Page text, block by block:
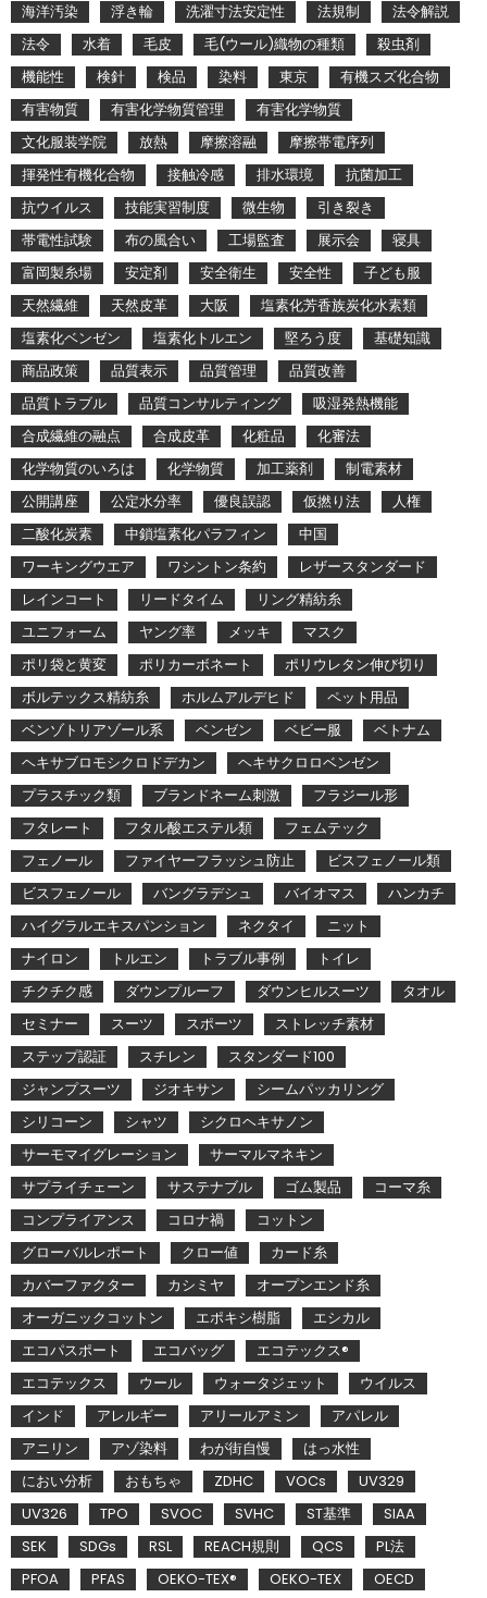
海洋汚染
浮き輪 洗濯寸法安定性 法規制
法令解説
法令
水着 毛皮 毛(ウール)織物の種類
殺虫剤
機能性
検針 検品 染料 東京
有機スズ化合物
有害物質
有害化学物質管理
有害化学物質
文化服装学院
放熱 摩擦溶融
摩擦帯電序列
揮発性有機化合物
接触冷感 排水環境
抗菌加工
抗ウイルス
技能実習制度 微生物
引き裂き
帯電性試験
布の風合い 工場監査 展示会
寝具
富岡製糸場
安定剤 安全衛生 安全性
子ども服
天然繊維
天然皮革 大阪
塩素化芳香族炭化水素類
塩素化ベンゼン
塩素化トルエン 堅ろう度
基礎知識
商品政策
品質表示 品質管理
品質改善
品質トラブル
品質コンサルティング
吸湿発熱機能
合成繊維の融点
合成皮革 化粧品
化審法
化学物質のいろは
化学物質 加工薬剤
制電素材
公開講座
公定水分率 優良誤認 仮撚り法
人権
二酸化炭素
中鎖塩素化パラフィン
中国
ワーキングウエア
ワシントン条約
レザースタンダード
レインコート
リードタイム
リング精紡糸
ユニフォーム
ヤング率 メッキ
マスク
ポリ袋と黄変
ポリカーボネート
ポリウレタン伸び切り
ボルテックス精紡糸
ホルムアルデヒド
ペット用品
ベンゾトリアゾール系
ベンゼン ベビー服
ベトナム
ヘキサブロモシクロドデカン
ヘキサクロロベンゼン
プラスチック類
ブランドネーム刺激
フラジール形
フタレート
フタル酸エステル類
フェムテック
フェノール
ファイヤーフラッシュ防止
ビスフェノール類
ビスフェノール
バングラデシュ バイオマス
ハンカチ
ハイグラルエキスパンション
ネクタイ
ニット
ナイロン
トルエン トラブル事例
トイレ
チクチク感
ダウンプルーフ ダウンヒルスーツ
タオル
セミナー
スーツ スポーツ
ストレッチ素材
ステップ認証
スチレン
スタンダード100
ジャンプスーツ
ジオキサン
シームパッカリング
シリコーン
シャツ
シクロヘキサノン
サーモマイグレーション
サーマルマネキン
サプライチェーン
サステナブル ゴム製品
コーマ糸
コンプライアンス
コロナ禍
コットン
グローバルレポート
クロー値
カード糸
カバーファクター
カシミヤ
オープンエンド糸
オーガニックコットン
エポキシ樹脂
エシカル
エコパスポート
エコバッグ
エコテックス®
エコテックス
ウール ウォータジェット
ウイルス
インド
アレルギー アリールアミン
アパレル
アニリン
アゾ染料 わが街自慢
はっ水性
におい分析
おもちゃ ZDHC VOCs
UV329
UV326
TPO SVOC SVHC ST基準
SIAA
SEK
SDGs RSL REACH規則 QCS
PL法
PFOA
PFAS OEKO-TEX® OEKO-TEX OECD